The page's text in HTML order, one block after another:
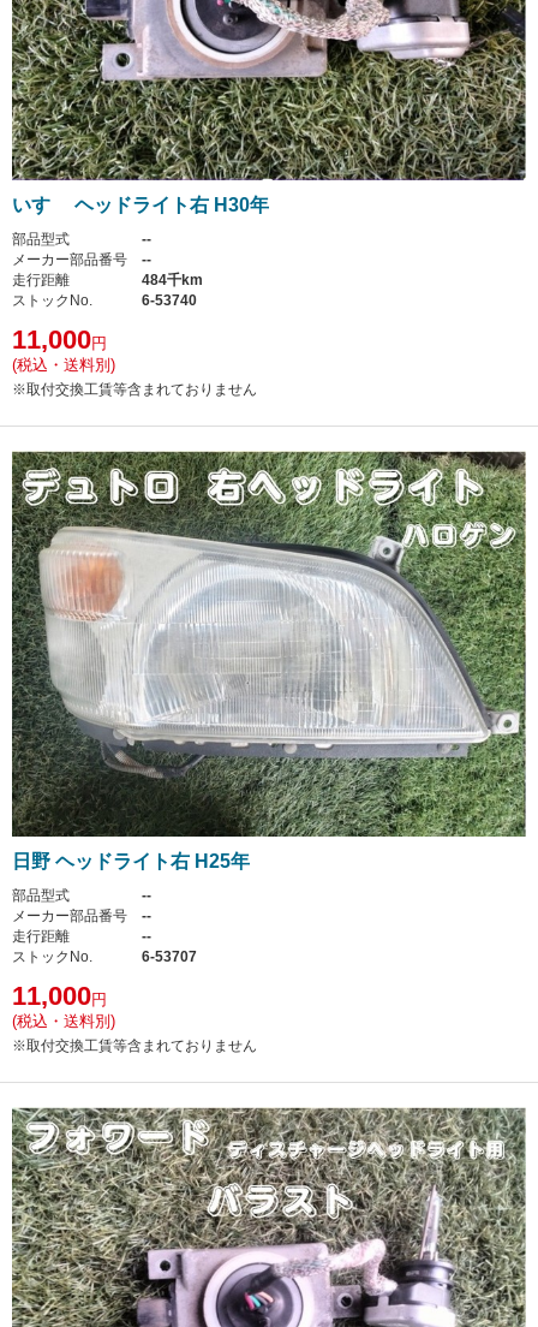
いすゞ ヘッドライト右 H30年
部品型式
--
メーカー部品番号
--
走行距離
484千km
ストックNo.
6-53740
11,000円
(税込・送料別)
※取付交換工賃等含まれておりません
日野 ヘッドライト右 H25年
部品型式
--
メーカー部品番号
--
走行距離
--
ストックNo.
6-53707
11,000円
(税込・送料別)
※取付交換工賃等含まれておりません